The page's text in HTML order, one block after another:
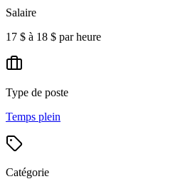
Salaire
17 $ à 18 $ par heure
Type de poste
Temps plein
Catégorie